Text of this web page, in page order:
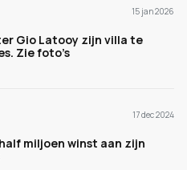
15 jan 2026
Gio Latooy zijn villa te
Zie foto’s
17 dec 2024
miljoen winst aan zijn